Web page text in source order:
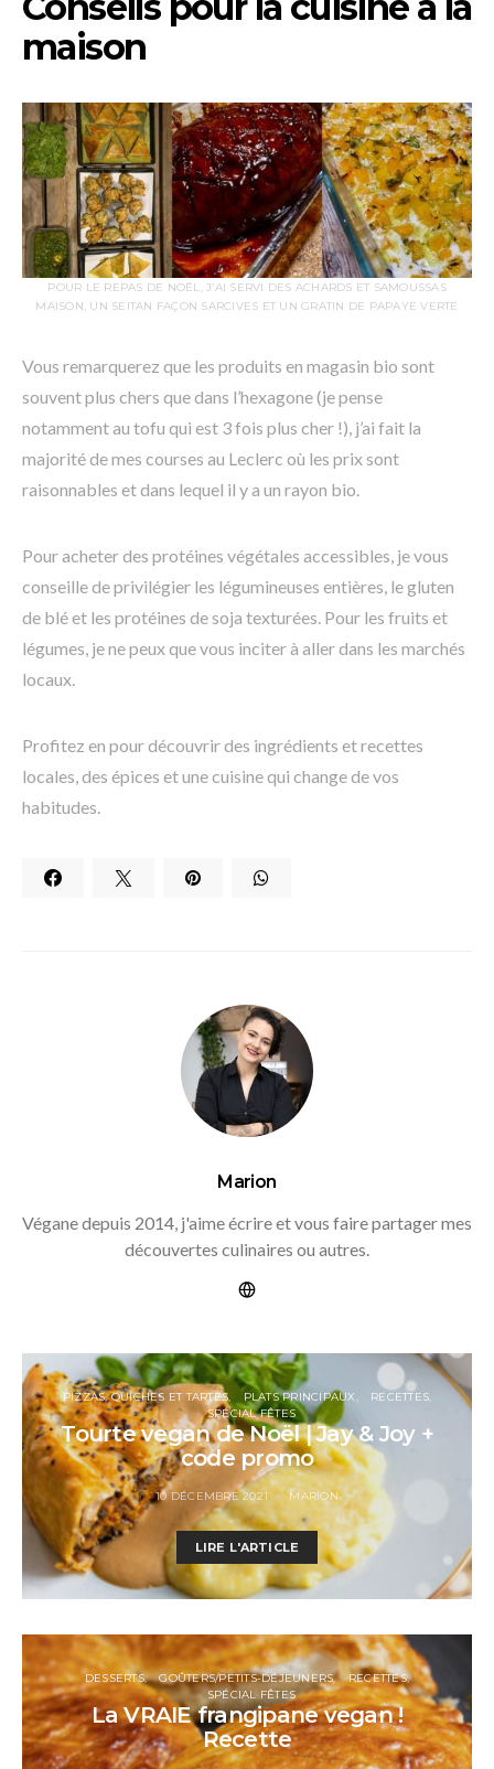
maison
POUR LE REPAS DE NOËL, J’AI SERVI DES ACHARDS ET SAMOUSSAS
MAISON, UN SEITAN FAÇON SARCIVES ET UN GRATIN DE PAPAYE VERTE
Vous remarquerez que les produits en magasin bio sont
souvent plus chers que dans l’hexagone (je pense
notamment au tofu qui est 3 fois plus cher !), j’ai fait la
majorité de mes courses au Leclerc où les prix sont
raisonnables et dans lequel il y a un rayon bio.
Pour acheter des protéines végétales accessibles, je vous
conseille de privilégier les légumineuses entières, le gluten
de blé et les protéines de soja texturées. Pour les fruits et
légumes, je ne peux que vous inciter à aller dans les marchés
locaux.
Profitez en pour découvrir des ingrédients et recettes
locales, des épices et une cuisine qui change de vos
habitudes.
Marion
Végane depuis 2014, j'aime écrire et vous faire partager mes
découvertes culinaires ou autres.
PIZZAS, QUICHES ET TARTES PLATS PRINCIPAUX
RECETTES
SPÉCIAL FÊTES
Tourte vegan de Noël | Jay & Joy +
code promo
10 DÉCEMBRE 2021 MARION
LIRE L'ARTICLE
DESSERTS GOÛTERS/PETITS-DÉJEUNERS
RECETTES
SPÉCIAL FÊTES
La VRAIE frangipane vegan !
Recette